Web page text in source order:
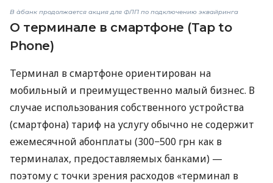
В àбанк продолжается акция для ФЛП по подключению эквайринга
О терминале в смартфоне (Tap to
Phone)
Терминал в смартфоне ориентирован на
мобильный и преимущественно малый бизнес. В
случае использования собственного устройства
(смартфона) тариф на услугу обычно не содержит
ежемесячной абонплаты (300−500 грн как в
терминалах, предоставляемых банками) —
поэтому с точки зрения расходов «терминал в